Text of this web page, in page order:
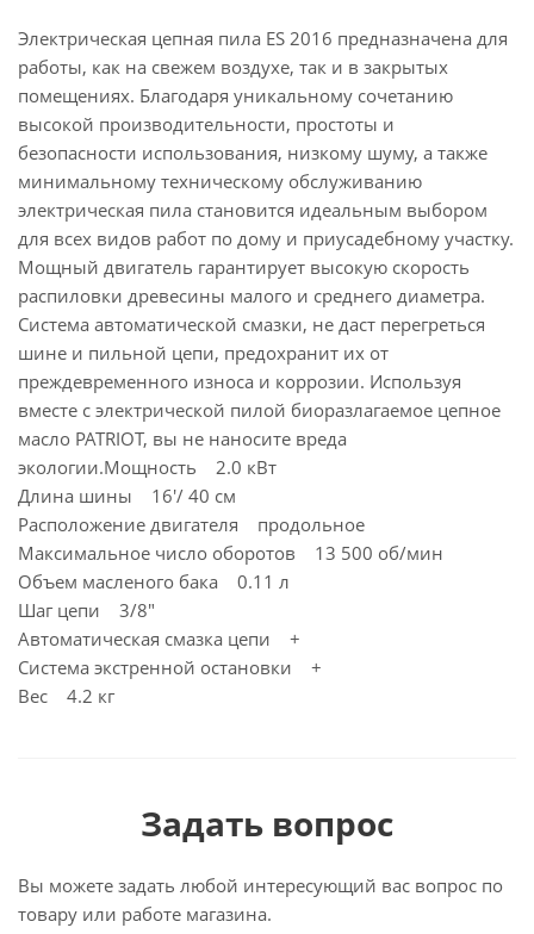
Электрическая цепная пила ES 2016 предназначена для
работы, как на свежем воздухе, так и в закрытых
помещениях. Благодаря уникальному сочетанию
высокой производительности, простоты и
безопасности использования, низкому шуму, а также
минимальному техническому обслуживанию
электрическая пила становится идеальным выбором
для всех видов работ по дому и приусадебному участку.
Мощный двигатель гарантирует высокую скорость
распиловки древесины малого и среднего диаметра.
Система автоматической смазки, не даст перегреться
шине и пильной цепи, предохранит их от
преждевременного износа и коррозии. Используя
вместе с электрической пилой биоразлагаемое цепное
масло PATRIOT, вы не наносите вреда
экологии.Мощность 2.0 кВт
Длина шины 16'/ 40 см
Расположение двигателя продольное
Максимальное число оборотов 13 500 об/мин
Объем масленого бака 0.11 л
Шаг цепи 3/8"
Автоматическая смазка цепи +
Система экстренной остановки +
Вес 4.2 кг
Задать вопрос
Вы можете задать любой интересующий вас вопрос по
товару или работе магазина.